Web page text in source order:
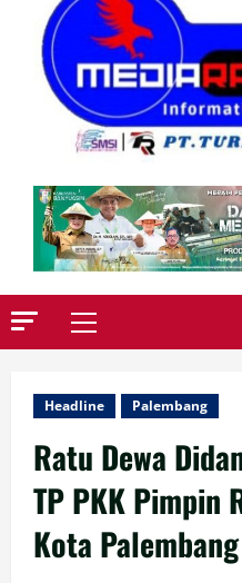
Primary
Headline Palembang
Ratu Dewa
TP PKK Pimpin
Kota Palembang